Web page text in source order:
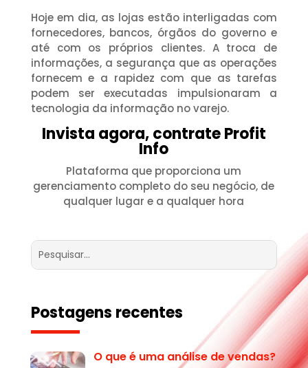
Hoje em dia, as lojas estão interligadas com
fornecedores, bancos, órgãos do governo e
até com os próprios clientes. A troca de
informações, a segurança que as operações
fornecem e a rapidez com que as tarefas
podem ser executadas impulsionaram a
tecnologia da informação no varejo.
Invista agora, contrate Profit
Info
Plataforma que proporciona um
gerenciamento completo do seu negócio, de
qualquer lugar e a qualquer hora
Postagens recentes
O que é uma análise de vendas?